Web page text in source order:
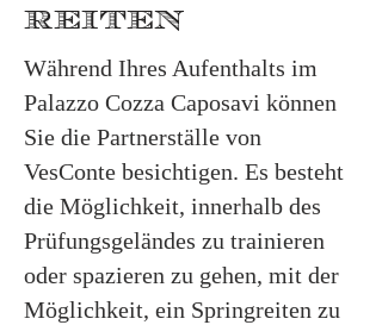
REITEN
Während Ihres Aufenthalts im
Palazzo Cozza Caposavi können
Sie die Partnerställe von
VesConte besichtigen. Es besteht
die Möglichkeit, innerhalb des
Prüfungsgeländes zu trainieren
oder spazieren zu gehen, mit der
Möglichkeit, ein Springreiten zu